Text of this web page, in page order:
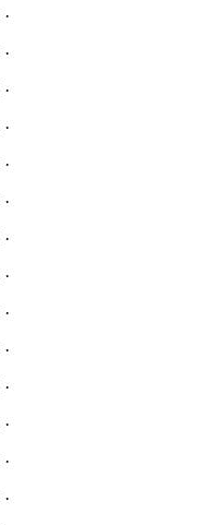
·
·
·
·
·
·
·
·
·
·
·
·
·
·